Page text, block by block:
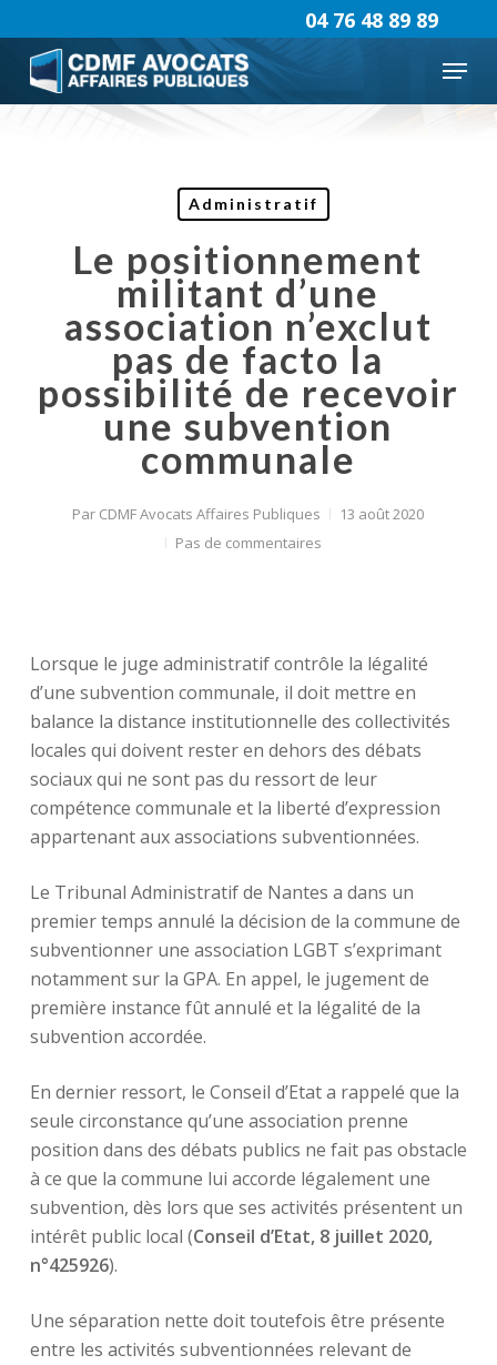
to
main
content
Menu
04 76 48 89 89
Administratif
Le positionnement
militant d’une
association n’exclut
pas de facto la
possibilité de recevoir
une subvention
communale
Par CDMF Avocats Affaires Publiques
13 août 2020
Pas de commentaires
Lorsque le juge administratif contrôle la légalité
d’une subvention communale, il doit mettre en
balance la distance institutionnelle des collectivités
locales qui doivent rester en dehors des débats
sociaux qui ne sont pas du ressort de leur
compétence communale et la liberté d’expression
appartenant aux associations subventionnées.
Le Tribunal Administratif de Nantes a dans un
premier temps annulé la décision de la commune de
subventionner une association LGBT s’exprimant
notamment sur la GPA. En appel, le jugement de
première instance fût annulé et la légalité de la
subvention accordée.
En dernier ressort, le Conseil d’Etat a rappelé que la
seule circonstance qu’une association prenne
position dans des débats publics ne fait pas obstacle
à ce que la commune lui accorde légalement une
subvention, dès lors que ses activités présentent un
intérêt public local (Conseil d’Etat, 8 juillet 2020,
n°425926).
Une séparation nette doit toutefois être présente
entre les activités subventionnées relevant de